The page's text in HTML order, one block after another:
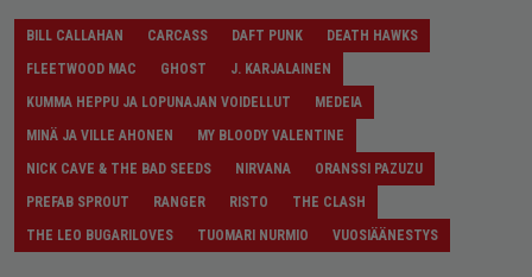
BILL CALLAHAN CARCASS DAFT PUNK
DEATH HAWKS
FLEETWOOD MAC
GHOST
J. KARJALAINEN
KUMMA HEPPU JA LOPUNAJAN VOIDELLUT
MEDEIA
MINÄ JA VILLE AHONEN
MY BLOODY VALENTINE
NICK CAVE & THE BAD SEEDS
NIRVANA
ORANSSI PAZUZU
PREFAB SPROUT
RANGER RISTO
THE CLASH
THE LEO BUGARILOVES
TUOMARI NURMIO VUOSIÄÄNESTYS